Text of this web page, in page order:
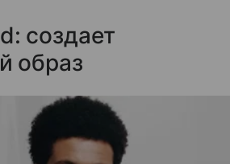
создает
образ